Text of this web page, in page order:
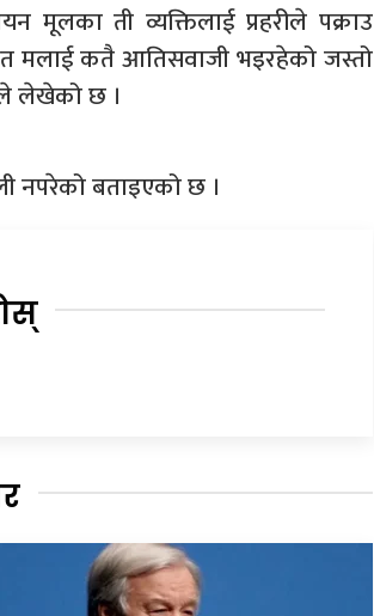
मूलका ती व्यक्तिलाई प्रहरीले पक्राउ
मलाई कतै आतिसवाजी भइरहेको जस्तो
लेखेको छ ।
नपरेको बताइएको छ ।